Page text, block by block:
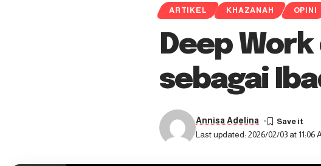
ARTIKEL KHAZANAH OPINI
Deep Work
sebagai
Last updated: 2026/02/03 at 11:06
Annisa Adelina